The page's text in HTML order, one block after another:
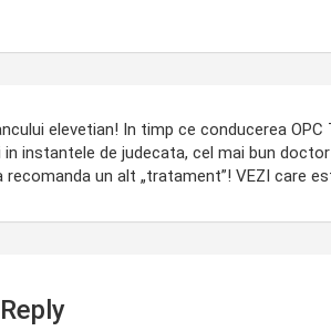
elevetian! In timp ce conducerea
in instantele de judecata, cel mai bun
recomanda un alt „tratament”! VEZI care